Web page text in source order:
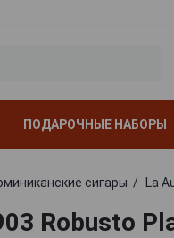
ПОДАРОЧНЫЕ НАБОРЫ
сигары La
Robusto